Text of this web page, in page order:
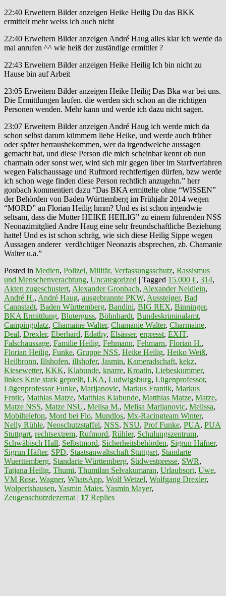
22:40 Erweitern Bilder anzeigen Heike Heilig Du das BKK
ermittelt mehr weiss ich auch nicht
22:40 Erweitern Bilder anzeigen André Haug alles klar ich werde da
mal anrufen ^^ wie heiß der zuständige ermittler ?
22:43 Erweitern Bilder anzeigen Heike Heilig Ich bin nicht zu
Hause bin auf Arbeit
23:05 Erweitern Bilder anzeigen Heike Heilig Das Bka war bei uns.
Die Ermittlungen laufen. die werden sich schon an die richtigen
Personen wenden. Mehr kann und werde ich dazu nicht sagen.
23:07 Erweitern Bilder anzeigen André Haug ich werde mich da
schon selbst darum kümmern liebe Heike, und werde auch früher
oder später herrausbekommen, wer da irgendwelche aussagen
gemacht hat, und diese Person die mich scheinbar kennt ob nun
charmain oder sonst wer, wird sich mir gegen über im Starfverfahren
wegen Falschaussage und Rufmord rechtfertigen dürfen, bzw werde
ich schon wege finden diese Person rechtlich anzugehn.” herr
gonbach kommentiert dazu “Das BKA ermittelte ohne “WISSEN”
der Behörden von Baden Württemberg im Frühjahr 2014 wegen
“MORD” an Florian Heilig hmm? Und es ist schon irgendwie
seltsam, dass die Mutter HEIKE HEILIG” zu einem führenden NSS
Neonazimitglied Andre Haug eine sehr freundschaftliche Beziehung
hatte! Und es ist schon schräg, wie sich diese Heilig Sippe wegen
Aussagen anderer verdächtiger Neonazis absprechen, zb. Chamanie
Walter u.a.”
Posted in Medien, Polizei, Militär, Verfassungsschutz, Rassismus
und Menschenverachtung, Uncategorized | Tagged 15.000 €, 314,
Akten zugeschustert, Alexander Gronbach, Alexander Neidlein,
André H., André Haug, ausgebrannte PKW, Aussteiger, Bad
Cannstadt, Baden Württemberg, Bandini, BIG REX, Binninger,
BKA Ermittlung, Bluterguss, Böhnhardt, Bundeskriminalamt,
Campingplatz, Chamaine Walter, Chamanie Walter, Charmaine,
Deal, Drexler, Eberhard, Edathy, Elsässer, erpresst, EXIT,
Falschaussage, Familie Heilig, Fehmann, Fehmarn, Florian H.,
Florian Heilig, Funke, Gruppe NSS, Heike Heilig, Heiko Weiß,
Heilbronn, Illshofen, illshofer, Jasmin, Kameradschaft, kekz,
Kiesewetter, KKK, Klabunde, knarre, Kroatin, Liebeskummer,
linkes Knie stark geprellt, LKA, Ludwigsburg, Lügenprofessor,
Lügenprofessor Funke, Marijanovic, Markus Frantik, Markus
Frntic, Mathias Matze, Matthias Klabunde, Matthias Matze, Matze,
Matze NSS, Matze NSU, Melisa M., Melisa Marijanovic, Melissa,
Mobiltelefon, Mord bei Flo, Mundlos, Mx-Racingteam Winter,
Nelly Rühle, Neoschutzstaffel, NSS, NSU, Prof Funke, PUA, PUA
Stuttgart, rechtsextrem, Rufmord, Rühler, Schulungszentrum,
Schwäbisch Hall, Selbstmord, Sicherheitsbehörden, Sigrun Häfner,
Sigrun Häfter, SPD, Staatsanwaltschaft Stuttgart, Standarte
Wuerttemberg, Standarte Württemberg, Südwestpresse, SWR,
Tatjana Heilig, Thumi, Thumilan Selvakumaran, Urlaubsort, Uwe,
VM Rose, Wagner, WhatsApp, Wolf Wetzel, Wolfgang Drexler,
Wolpertshausen, Yasmin Maier, Yasmin Mayer,
Zeugenschutzdezernat | 17 Replies